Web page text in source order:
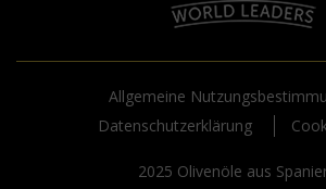
Allgemeine
Datenschutzerklärung
2025 Olivenöle aus